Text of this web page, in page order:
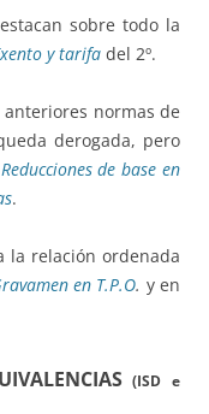
sobre todo la
y tarifa del 2º.
anteriores normas de
derogada, pero
Reducciones de base en
.
la relación ordenada
en T.P.O. y en
(ISD e